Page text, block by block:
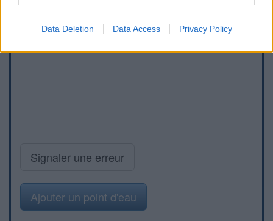
Data Deletion Data Access Privacy Policy
Signaler une erreur
Ajouter un point d'eau